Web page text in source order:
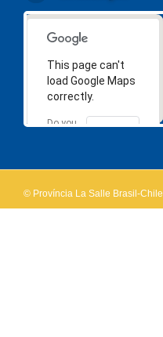
This page can't
load Google Maps
correctly.
Do you
OK
© Província La Salle Brasil-Chile